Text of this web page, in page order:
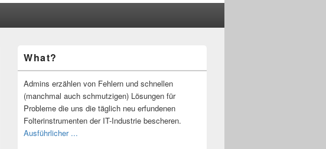
Seitenleisten-
Widgetbereich
What?
Admins erzählen von Fehlern und schnellen
(manchmal auch schmutzigen) Lösungen für
Probleme die uns die täglich neu erfundenen
Folterinstrumenten der IT-Industrie bescheren.
Ausführlicher ...